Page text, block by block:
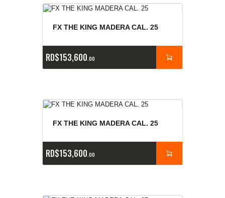
FX THE KING MADERA CAL. 25
RD$153,600 00
FX THE KING MADERA CAL. 25
RD$153,600 00